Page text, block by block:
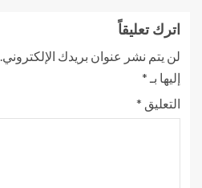
اترك تعليقاً
لن يتم نشر عنوان بريدك الإلكتروني.
إليها بـ *
التعليق *